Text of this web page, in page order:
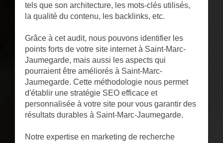
tels que son architecture, les mots-clés utilisés,
la qualité du contenu, les backlinks, etc.
Grâce à cet audit, nous pouvons identifier les
points forts de votre site internet à Saint-Marc-
Jaumegarde, mais aussi les aspects qui
pourraient être améliorés à Saint-Marc-
Jaumegarde. Cette méthodologie nous permet
d'établir une stratégie SEO efficace et
personnalisée à votre site pour vous garantir des
résultats durables à Saint-Marc-Jaumegarde.
Notre expertise en marketing de recherche